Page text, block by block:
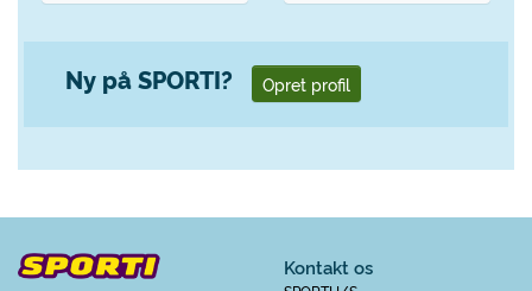
Ny på SPORTI? Opret profil
Kontakt os